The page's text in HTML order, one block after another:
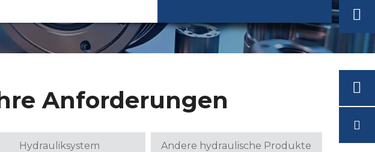
Anforderungen
Hydrauliksystem Andere hydraulische Produkte